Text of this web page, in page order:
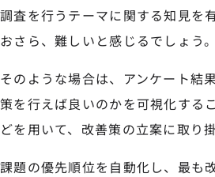
調査を行うテーマに関する知見を
おさら、難しいと感じるでしょう。
そのような場合は、アンケート結
策を行えば良いのかを可視化する
どを用いて、改善策の立案に取り
課題の優先順位を自動化し、最も